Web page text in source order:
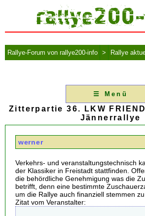
Rallye-Forum von rallye200-info > Rallye
☰ Menü
Zitterpartie 36. LKW
Jännerrallye
werner
Verkehrs- und veranstaltungstechnisch
der Klassiker in Freistadt stattfinden.
die behördliche Genehmigung was die
betrifft, denn eine bestimmte
um die Rallye auch finanziell stemmen zu
Zitat vom Veranstalter: